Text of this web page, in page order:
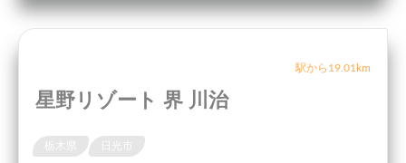
駅から19.01km
星野リゾート 界 川治